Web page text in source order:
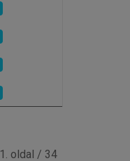
1. oldal / 34